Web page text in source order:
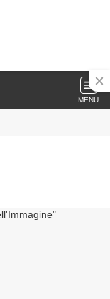
MENU